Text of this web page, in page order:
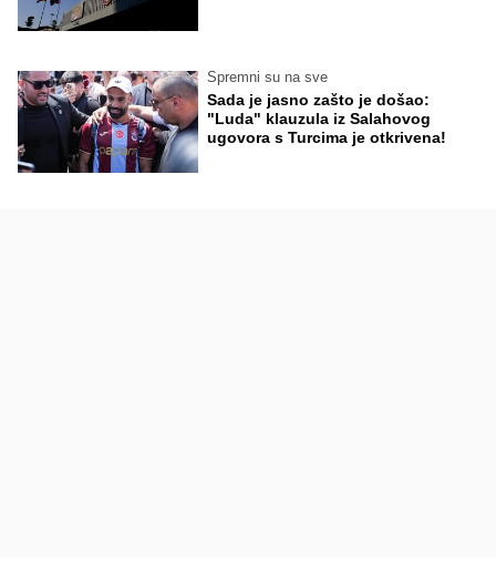
Spremni su na sve
Sada je jasno zašto je došao:
"Luda" klauzula iz Salahovog
ugovora s Turcima je otkrivena!